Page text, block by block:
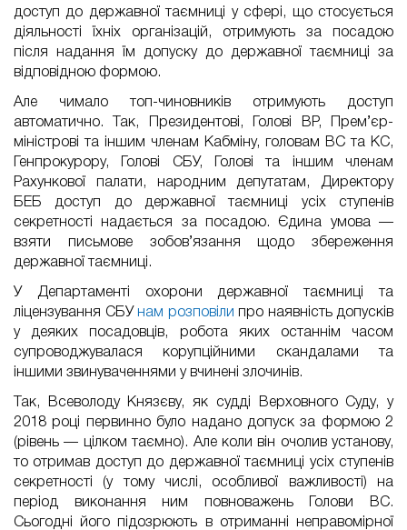
доступ до державної таємниці у сфері, що стосується
діяльності їхніх організацій, отримують за посадою
після надання їм допуску до державної таємниці за
відповідною формою.
Але чимало топ-чиновників отримують доступ
автоматично. Так, Президентові, Голові ВР, Прем’єр-
міністрові та іншим членам Кабміну, головам ВС та КС,
Генпрокурору, Голові СБУ, Голові та іншим членам
Рахункової палати, народним депутатам, Директору
БЕБ доступ до державної таємниці усіх ступенів
секретності надається за посадою. Єдина умова —
взяти письмове зобов’язання щодо збереження
державної таємниці.
У Департаменті охорони державної таємниці та
ліцензування СБУ нам розповіли про наявність допусків
у деяких посадовців, робота яких останнім часом
супроводжувалася корупційними скандалами та
іншими звинуваченнями у вчинені злочинів.
Так, Всеволоду Князєву, як судді Верховного Суду, у
2018 році первинно було надано допуск за формою 2
(рівень — цілком таємно). Але коли він очолив установу,
то отримав доступ до державної таємниці усіх ступенів
секретності (у тому числі, особливої важливості) на
період виконання ним повноважень Голови ВС.
Сьогодні його підозрюють в отриманні неправомірної